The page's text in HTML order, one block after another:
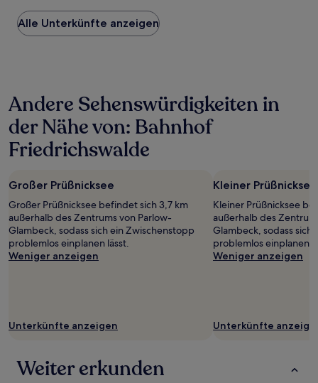
Preis
pro
Nacht,
24 Stunden
für
einen
Aufenthalt
mit
2 Erwachsenen
gefunden
wurde.
Preise
und
Verfügbarkeiten
zusätzliche
Alle Unterkünfte anzeigen
Andere Sehenswürdigkeiten in
der Nähe von: Bahnhof
Friedrichswalde
Großer Prüßnicksee
Großer Prüßnicksee befindet sich 3,7 km
außerhalb des Zentrums von Parlow-
Glambeck, sodass sich ein Zwischenstopp
problemlos einplanen lässt.
Weniger anzeigen
Unterkünfte anzeigen
Kleiner Prüßnicksee
Kleiner Prüßnicksee
außerhalb des
Glambeck, sodass
problemlos einplanen
Weniger anzeigen
Unterkünfte
Weiter erkunden